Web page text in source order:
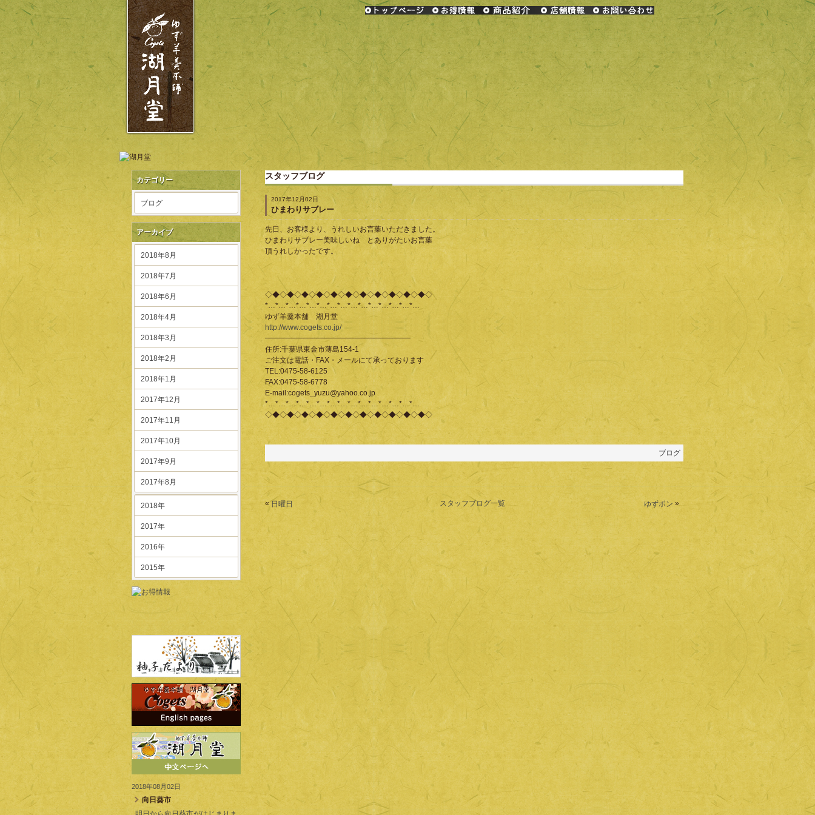
カテゴリー
ブログ
アーカイブ
2018年8月
2018年7月
2018年6月
2018年4月
2018年3月
2018年2月
2018年1月
2017年12月
2017年11月
2017年10月
2017年9月
2017年8月
2018年
2017年
2016年
2015年
2018年08月02日
向日葵市
スタッフブログ
2017年12月02日
ひまわりサブレー
先日、お客様より、うれしいお言葉いただきました。
ひまわりサブレー美味しいね とありがたいお言葉
頂うれしかったです。
◇◆◇◆◇◆◇◆◇◆◇◆◇◆◇◆◇◆◇◆◇◆◇
*…*…*…*…*…*…*…*…*…*…*…*…*…*…*…
ゆず羊羹本舗 湖月堂
http://www.cogets.co.jp/
━━━━━━━━━━━━━━━━━━━━
住所:千葉県東金市薄島154-1
ご注文は電話・FAX・メールにて承っております
TEL:0475-58-6125
FAX:0475-58-6778
E-mail:cogets_yuzu@yahoo.co.jp
*…*…*…*…*…*…*…*…*…*…*…*…*…*…*…
◇◆◇◆◇◆◇◆◇◆◇◆◇◆◇◆◇◆◇◆◇◆◇
ブログ
«日曜日 スタッフブログ一覧 ゆずポン »